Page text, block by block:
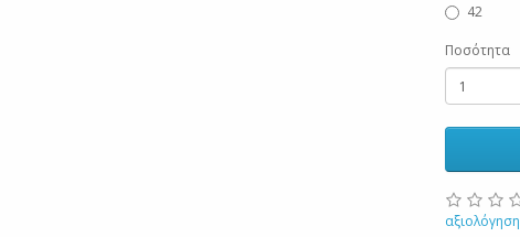
42
Ποσότητα
αξιολόγηση